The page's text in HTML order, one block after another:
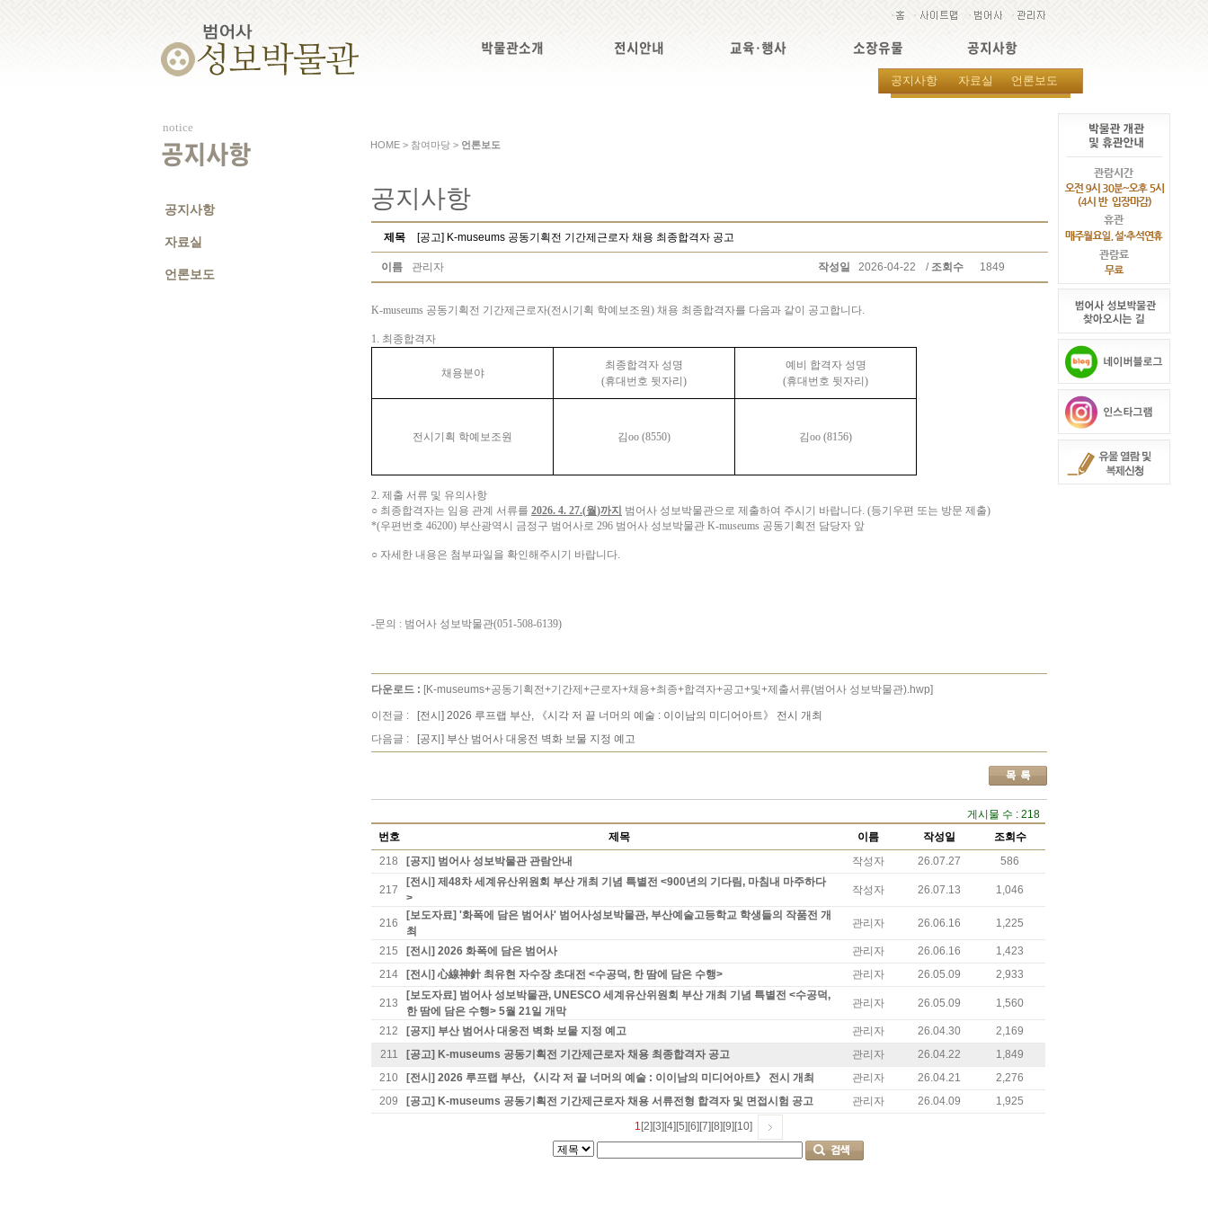
박물관소개 전시안내 교육·행사 소장유물 공지사항
공지사항 자료실 언론보도
notice
공지사항
공지사항
자료실
언론보도
HOME > 참여마당 > 언론보도
공지사항
제목 [공고] K-museums 공동기획전 기간제근로자 채용 최종합격자 공고
이름 관리자 작성일 2026-04-22 / 조회수 1849
K-museums 공동기획전 기간제근로자(전시기획 학예보조원) 채용 최종합격자를 다음과 같이 공고합니다.
1. 최종합격자
채용분야
최종합격자 성명
(휴대번호 뒷자리 )
예비 합격자 성명
(휴대번호 뒷자리 )
전시기획 학예보조원 김oo (8550) 김oo (8156)
2. 제출 서류 및 유의사항
○ 최종합격자는 임용 관계 서류를 2026. 4. 27.(월)까지 범어사 성보박물관으로 제출하여 주시기 바랍니다. (등기우편 또는 방문 제출)
*(우편번호 46200) 부산광역시 금정구 범어사로 296 범어사 성보박물관 K-museums 공동기획전 담당자 앞
○ 자세한 내용은 첨부파일을 확인해주시기 바랍니다.
-문의 : 범어사 성보박물관(051-508-6139)
다운로드 : [K-museums+공동기획전+기간제+근로자+채용+최종+합격자+공고+및+제출서류(범어사 성보박물관).hwp]
이전글 :
[전시] 2026 루프랩 부산, 《시각 저 끝 너머의 예술 : 이이남의 미디어아트》 전시 개최
다음글 :
[공지] 부산 범어사 대웅전 벽화 보물 지정 예고
게시물 수 : 218
번호
제목 이름 작성일
조회수
218
[공지] 범어사 성보박물관 관람안내 작성자 26.07.27 586
217
[전시] 제48차 세계유산위원회 부산 개최 기념 특별전 <900년의 기다림, 마침내 마주하다
>
작성자 26.07.13 1,046
216
[보도자료] '화폭에 담은 범어사' 범어사성보박물관, 부산예술고등학교 학생들의 작품전 개
최
관리자 26.06.16 1,225
215 [전시] 2026 화폭에 담은 범어사 관리자 26.06.16
1,423
214
[전시] 心線神針 최유현 자수장 초대전 <수공덕, 한 땀에 담은 수행> 관리자 26.05.09 2,933
213
[보도자료] 범어사 성보박물관, UNESCO 세계유산위원회 부산 개최 기념 특별전 <수공덕,
한 땀에 담은 수행> 5월 21일 개막
관리자 26.05.09 1,560
212 [공지] 부산 범어사 대웅전 벽화 보물 지정 예고 관리자 26.04.30
2,169
211
[공고] K-museums 공동기획전 기간제근로자 채용 최종합격자 공고 관리자 26.04.22
1,849
210
[전시] 2026 루프랩 부산, 《시각 저 끝 너머의 예술 : 이이남의 미디어아트》 전시 개최 관리자 26.04.21
2,276
209
[공고] K-museums 공동기획전 기간제근로자 채용 서류전형 합격자 및 면접시험 공고 관리자 26.04.09 1,925
1 [2] [3] [4] [5] [6] [7] [8] [9] [10]